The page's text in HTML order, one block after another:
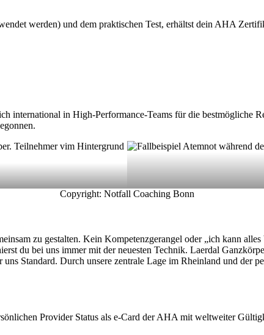
werden) und dem praktischen Test, erhältst dein AHA
international in High-Performance-Teams für die bestmögliche
Copyright: Notfall Coaching Bonn
zu gestalten. Kein Kompetenzgerangel oder „ich kann
du bei uns immer mit der neuesten Technik. Laerdal
Standard. Durch unsere zentrale Lage im Rheinland und der
Provider Status als e-Card der AHA mit weltweiter